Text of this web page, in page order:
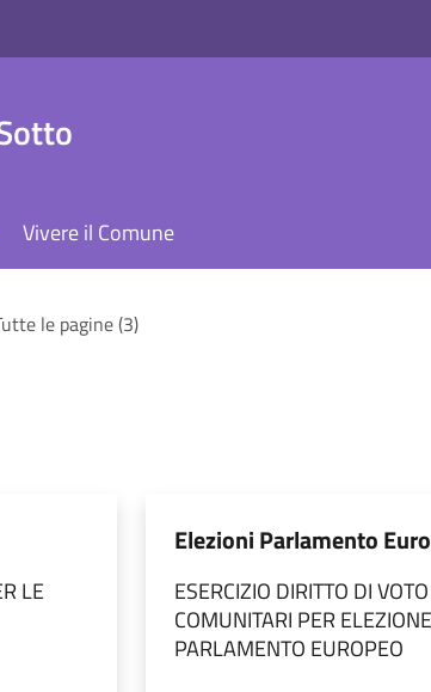
Vivere il Comune
le pagine (3)
LE
Elezioni Parlamento
ESERCIZIO DIRITTO DI
COMUNITARI PER
PARLAMENTO EUROPEO